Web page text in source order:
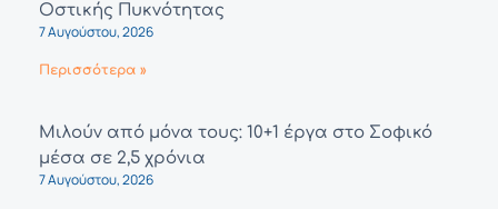
Οστικής Πυκνότητας
7 Αυγούστου, 2026
Περισσότερα »
Μιλούν από μόνα τους: 10+1 έργα στο Σοφικό
μέσα σε 2,5 χρόνια
7 Αυγούστου, 2026